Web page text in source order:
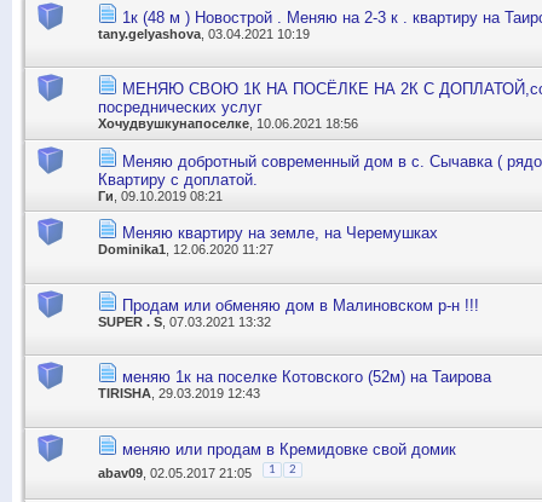
1к (48 м ) Новострой . Меняю на 2-3 к . квартиру на
tany.gelyashova , 03.04.2021 10:19
МЕНЯЮ СВОЮ 1К НА ПОСЁЛКЕ НА 2К С
посреднических услуг
Хочудвушкунапоселке, 10.06.2021 18:56
Меняю добротный современный дом в с. Сычавка (
Квартиру с доплатой.
Ги , 09.10.2019 08:21
Меняю квартиру на земле, на Черемушках
Dominika1 , 12.06.2020 11:27
Продам или обменяю дом в Малиновском р-н !!!
SUPER . S , 07.03.2021 13:32
меняю 1к на поселке Котовского (52м) на Таирова
TIRISHA , 29.03.2019 12:43
меняю или продам в Кремидовке свой домик
abav09 , 02.05.2017 21:05 1 2